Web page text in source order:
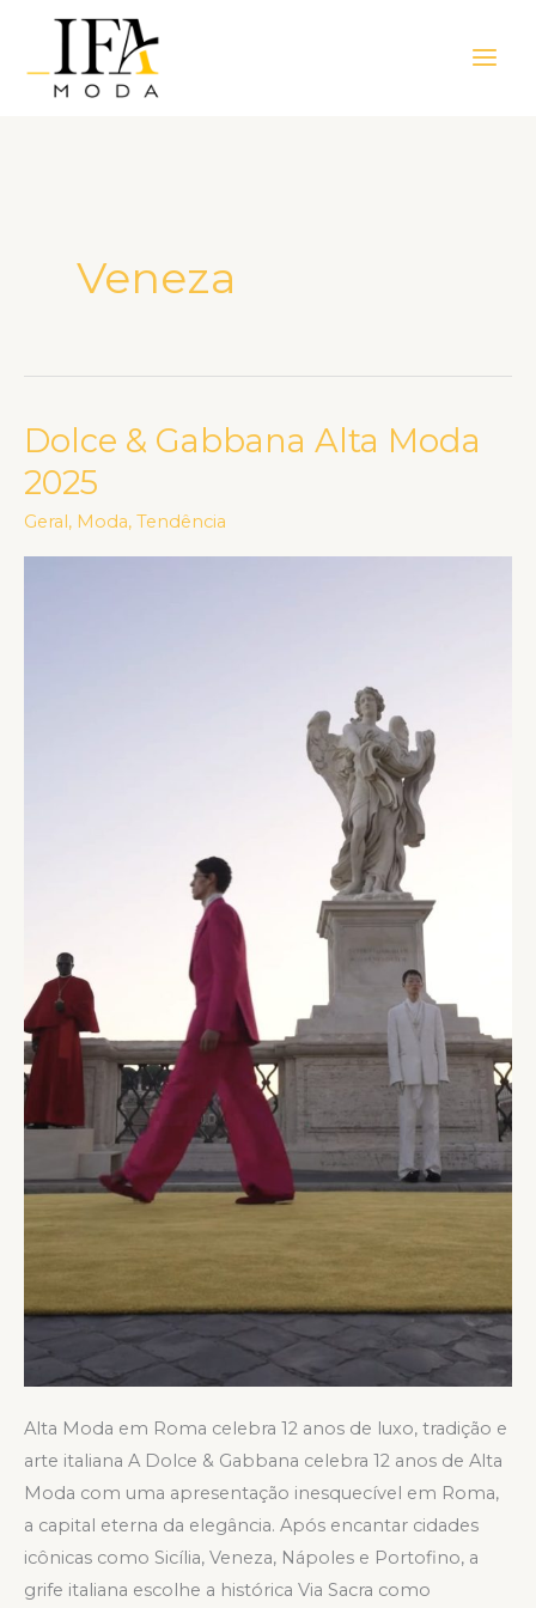
Menu
Veneza
Dolce & Gabbana Alta Moda
2025
Geral , Moda, Tendência
Alta Moda em Roma celebra 12 anos de luxo, tradição e
arte italiana A Dolce & Gabbana celebra 12 anos de Alta
Moda com uma apresentação inesquecível em Roma,
a capital eterna da elegância. Após encantar cidades
icônicas como Sicília, Veneza, Nápoles e Portofino, a
grife italiana escolhe a histórica Via Sacra como
Dolce
&
Gabbana
Alta
Moda